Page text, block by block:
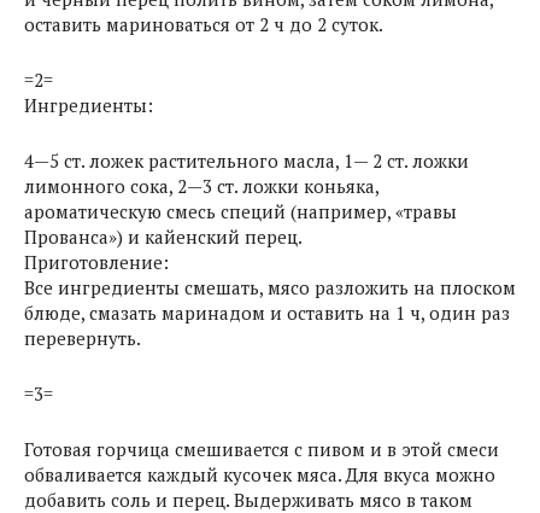
оставить мариноваться от 2 ч до 2 суток.
=2=
Ингредиенты:
4—5 ст. ложек растительного масла, 1— 2 ст. ложки
лимонного сока, 2—3 ст. ложки коньяка,
ароматическую смесь специй (например, «травы
Прованса») и кайенский перец.
Приготовление:
Все ингредиенты смешать, мясо разложить на плоском
блюде, смазать маринадом и оставить на 1 ч, один раз
перевернуть.
=3=
Готовая горчица смешивается с пивом и в этой смеси
обваливается каждый кусочек мяса. Для вкуса можно
добавить соль и перец. Выдерживать мясо в таком